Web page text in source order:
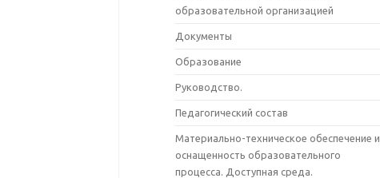
образовательной организацией
Документы
Образование
Руководство.
Педагогический состав
Материально-техническое обеспечение и
оснащенность образовательного
процесса. Доступная среда.